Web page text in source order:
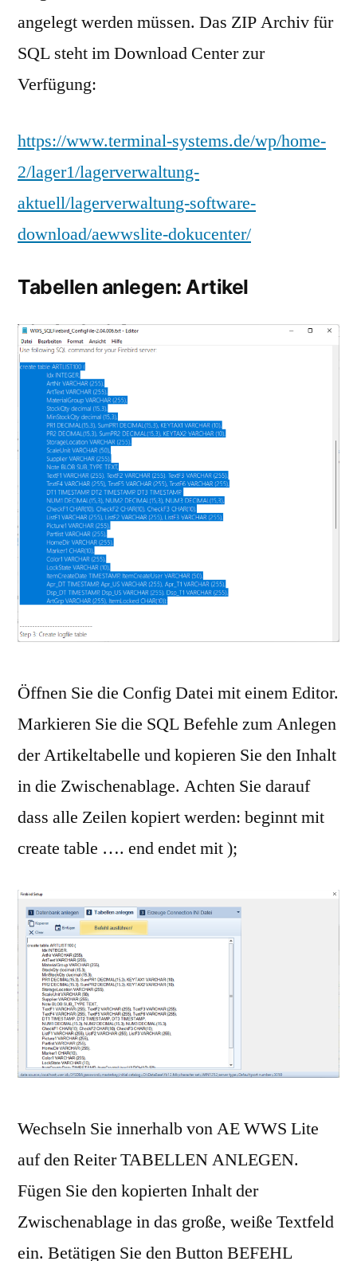
angelegt werden müssen. Das ZIP Archiv für
SQL steht im Download Center zur
Verfügung:
https://www.terminal-systems.de/wp/home-
2/lager1/lagerverwaltung-
aktuell/lagerverwaltung-software-
download/aewwslite-dokucenter/
Tabellen anlegen: Artikel
Öffnen Sie die Config Datei mit einem Editor.
Markieren Sie die SQL Befehle zum Anlegen
der Artikeltabelle und kopieren Sie den Inhalt
in die Zwischenablage. Achten Sie darauf
dass alle Zeilen kopiert werden: beginnt mit
create table …. end endet mit );
Wechseln Sie innerhalb von AE WWS Lite
auf den Reiter TABELLEN ANLEGEN.
Fügen Sie den kopierten Inhalt der
Zwischenablage in das große, weiße Textfeld
ein. Betätigen Sie den Button BEFEHL